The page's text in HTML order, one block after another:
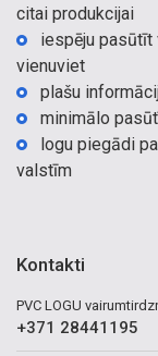
citai produkcijai
iespēju pasūtīt
vienuviet
plašu
minimālo
logu piegādi
valstīm
Kontakti
PVC LOGU
+371 28441195